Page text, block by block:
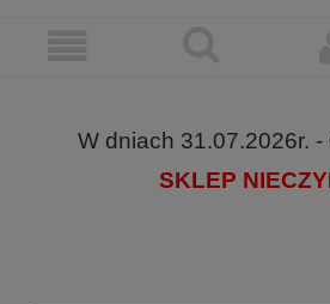
W dniach 31.07.2026r. -
SKLEP